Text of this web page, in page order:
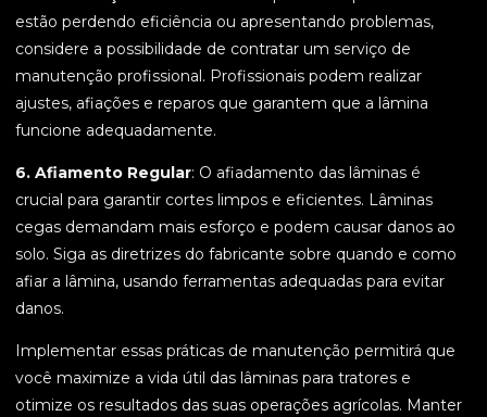
estão perdendo eficiência ou apresentando problemas,
considere a possibilidade de contratar um serviço de
manutenção profissional. Profissionais podem realizar
ajustes, afiações e reparos que garantem que a lâmina
funcione adequadamente.
6. Afiamento Regular: O afiadamento das lâminas é
crucial para garantir cortes limpos e eficientes. Lâminas
cegas demandam mais esforço e podem causar danos ao
solo. Siga as diretrizes do fabricante sobre quando e como
afiar a lâmina, usando ferramentas adequadas para evitar
danos.
Implementar essas práticas de manutenção permitirá que
você maximize a vida útil das lâminas para tratores e
otimize os resultados das suas operações agrícolas. Manter